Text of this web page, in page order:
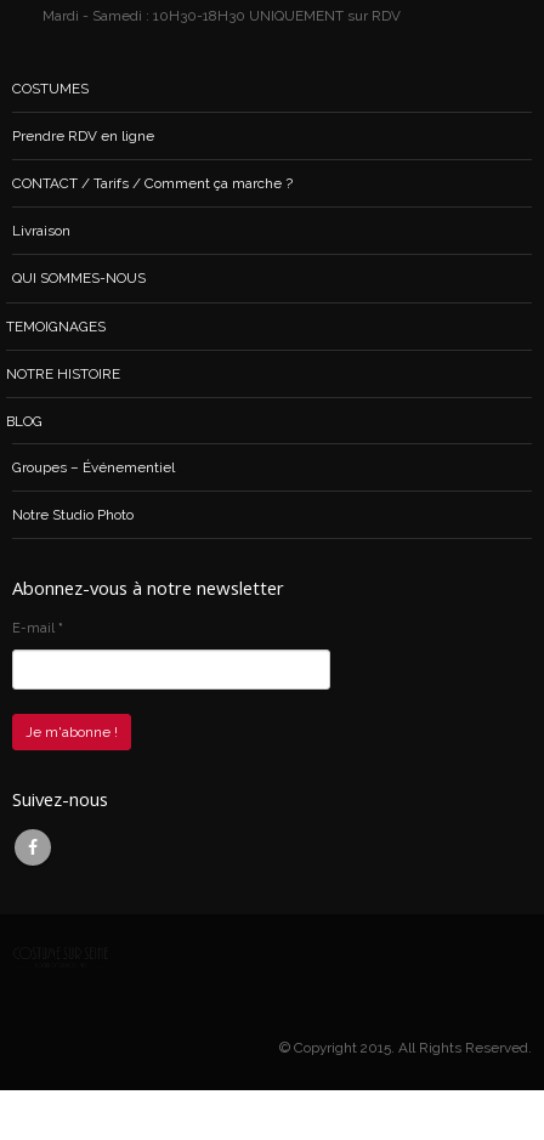
Mardi - Samedi : 10H30-18H30 UNIQUEMENT sur RDV
COSTUMES
Prendre RDV en ligne
CONTACT / Tarifs / Comment ça marche ?
Livraison
QUI SOMMES-NOUS
TEMOIGNAGES
NOTRE HISTOIRE
BLOG
Groupes – Événementiel
Notre Studio Photo
Abonnez-vous à notre newsletter
E-mail *
Suivez-nous
© Copyright 2015. All Rights Reserved.